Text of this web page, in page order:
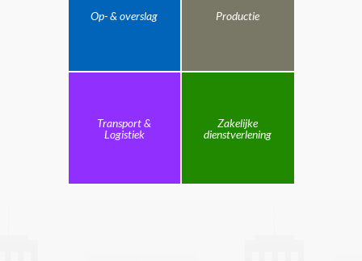
Op- & overslag Productie
Transport &
Logistiek
Zakelijke
dienstverlening